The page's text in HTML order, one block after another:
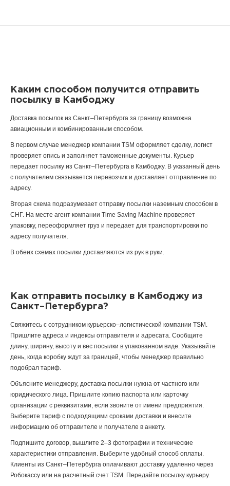
Каким способом получится отправить
посылку в Камбоджу
Доставка посылок из Санкт–Петербурга за границу возможна
авиационным и комбинированным способом.
В первом случае менеджер компании TSM оформляет сделку, логист
проверяет опись и заполняет таможенные документы. Курьер
передает посылку из Санкт–Петербурга в Камбоджу. В указанный день
с получателем связывается перевозчик и доставляет отправление по
адресу.
Вторая схема подразумевает отправку посылки наземным способом в
СНГ. На месте агент компании Time Saving Machine проверяет
упаковку, переоформляет груз и передает для транспортировки по
адресу получателя.
В обеих схемах посылки доставляются из рук в руки.
Как отправить посылку в Камбоджу из
Санкт–Петербурга?
Свяжитесь с сотрудником курьерско–логистической компании TSM.
Пришлите адреса и индексы отправителя и адресата. Сообщите
длину, ширину, высоту и вес посылки в упакованном виде. Указывайте
день, когда коробку ждут за границей, чтобы менеджер правильно
подобрал тариф.
Объясните менеджеру, доставка посылки нужна от частного или
юридического лица. Пришлите копию паспорта или карточку
организации с реквизитами, если звоните от имени предприятия.
Выберите тариф с подходящими сроками доставки и внесите
информацию об отправителе и получателе в анкету.
Подпишите договор, вышлите 2–3 фотографии и технические
характеристики отправления. Выберите удобный способ оплаты.
Клиенты из Санкт–Петербурга оплачивают доставку удаленно через
Робокассу или на расчетный счет TSM. Передайте посылку курьеру.